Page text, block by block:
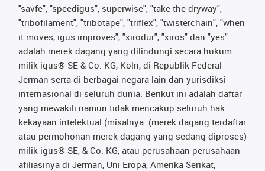
"savfe", "speedigus", superwise", "take the dryway",
"tribofilament", "tribotape", "triflex", "twisterchain", "when
it moves, igus improves", "xirodur", "xiros" dan "yes"
adalah merek dagang yang dilindungi secara hukum
milik igus® SE & Co. KG, Köln, di Republik Federal
Jerman serta di berbagai negara lain dan yurisdiksi
internasional di seluruh dunia. Berikut ini adalah daftar
yang mewakili namun tidak mencakup seluruh hak
kekayaan intelektual (misalnya. (merek dagang terdaftar
atau permohonan merek dagang yang sedang diproses)
milik igus® SE, & Co. KG, atau perusahaan-perusahaan
afiliasinya di Jerman, Uni Eropa, Amerika Serikat,